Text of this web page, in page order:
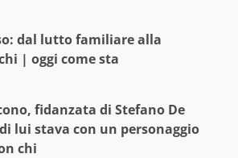
dal lutto familiare alla
| oggi come sta
fidanzata di Stefano De
lui stava con un personaggio
chi